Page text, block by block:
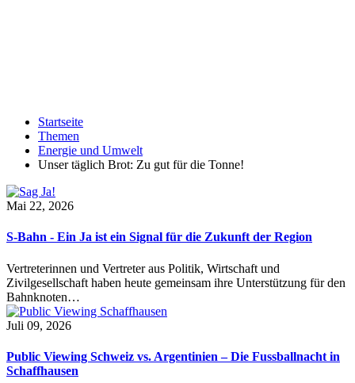
Startseite
Themen
Energie und Umwelt
Unser täglich Brot: Zu gut für die Tonne!
Mai 22, 2026
S-Bahn - Ein Ja ist ein Signal für die Zukunft der Region
Vertreterinnen und Vertreter aus Politik, Wirtschaft und
Zivilgesellschaft haben heute gemeinsam ihre Unterstützung für den
Bahnknoten…
Juli 09, 2026
Public Viewing Schweiz vs. Argentinien – Die Fussballnacht in
Schaffhausen